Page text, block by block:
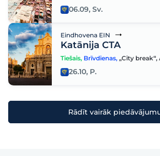
06.09, Sv.
Eindhovena EIN
Katānija CTA
Tiešais, Brīvdienas, „City break“,
26.10, P.
Rādīt vairāk